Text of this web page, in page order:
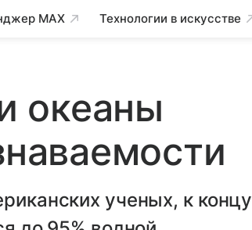
MAX Технологии в искусстве
океаны
ученых, к концу